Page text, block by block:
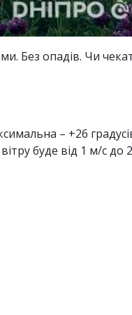
Без опадів. Чи
– +26
буде від 1 м/с